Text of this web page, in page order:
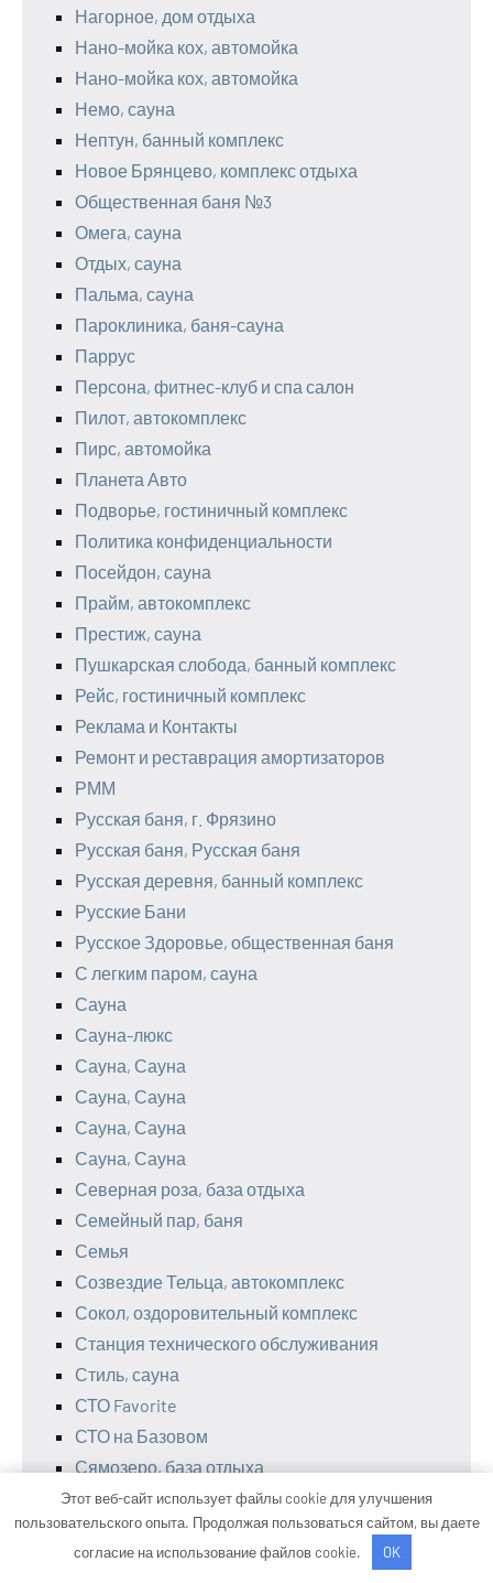
Нагорное, дом отдыха
Нано-мойка кох, автомойка
Нано-мойка кох, автомойка
Немо, сауна
Нептун, банный комплекс
Новое Брянцево, комплекс отдыха
Общественная баня №3
Омега, сауна
Отдых, сауна
Пальма, сауна
Пароклиника, баня-сауна
Паррус
Персона, фитнес-клуб и спа салон
Пилот, автокомплекс
Пирс, автомойка
Планета Авто
Подворье, гостиничный комплекс
Политика конфиденциальности
Посейдон, сауна
Прайм, автокомплекс
Престиж, сауна
Пушкарская слобода, банный комплекс
Рейс, гостиничный комплекс
Реклама и Контакты
Ремонт и реставрация амортизаторов
РММ
Русская баня, г. Фрязино
Русская баня, Русская баня
Русская деревня, банный комплекс
Русские Бани
Русское Здоровье, общественная баня
С легким паром, сауна
Сауна
Сауна-люкс
Сауна, Сауна
Сауна, Сауна
Сауна, Сауна
Сауна, Сауна
Северная роза, база отдыха
Семейный пар, баня
Семья
Созвездие Тельца, автокомплекс
Сокол, оздоровительный комплекс
Станция технического обслуживания
Стиль, сауна
СТО Favorite
СТО на Базовом
Сямозеро, база отдыха
Техника тела, сауна
Техресурс, автокомплекс
Тракмоторс
Этот веб-сайт использует файлы cookie для улучшения
пользовательского опыта. Продолжая пользоваться сайтом, вы даете
согласие на использование файлов cookie.
OK